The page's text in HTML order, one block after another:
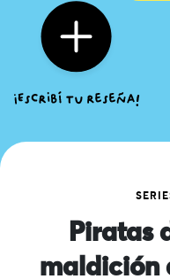
Piratas
maldición